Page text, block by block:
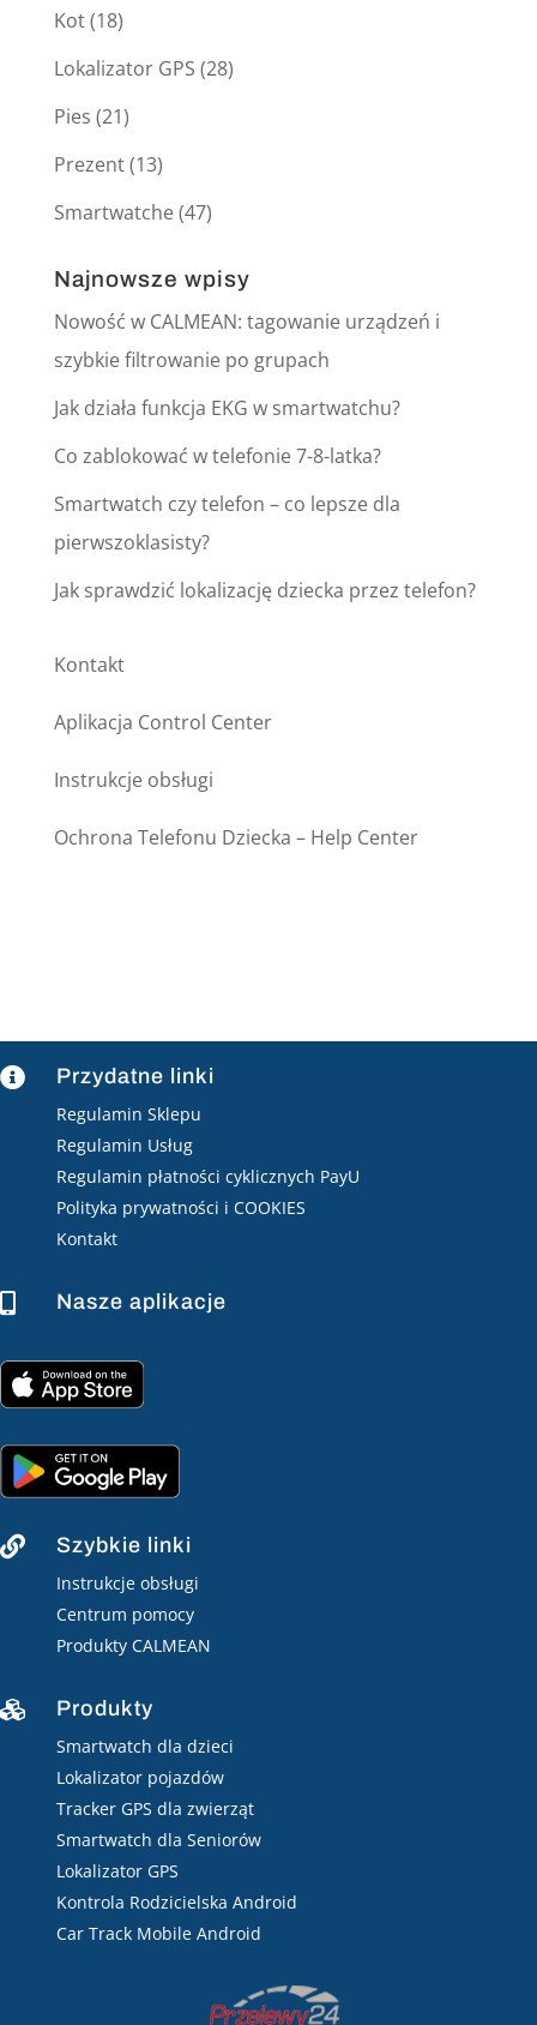
Kot(18)
Lokalizator GPS (28)
Pies (21)
Prezent(13)
Smartwatche(47)
Najnowsze wpisy
Nowość w CALMEAN: tagowanie urządzeń i
szybkie filtrowanie po grupach
Jak działa funkcja EKG w smartwatchu?
Co zablokować w telefonie 7-8-latka?
Smartwatch czy telefon – co lepsze dla
pierwszoklasisty?
Jak sprawdzić lokalizację dziecka przez telefon?
Kontakt
Aplikacja Control Center
Instrukcje obsługi
Ochrona Telefonu Dziecka – Help Center
 Przydatne linki
Regulamin Sklepu
Regulamin Usług
Regulamin płatności cyklicznych PayU
Polityka prywatności i COOKIES
Kontakt
 Nasze aplikacje
 Szybkie linki
Instrukcje obsługi
Centrum pomocy
Produkty CALMEAN
 Produkty
Smartwatch dla dzieci
Lokalizator pojazdów
Tracker GPS dla zwierząt
Smartwatch dla Seniorów
Lokalizator GPS
Kontrola Rodzicielska Android
Car Track Mobile Android